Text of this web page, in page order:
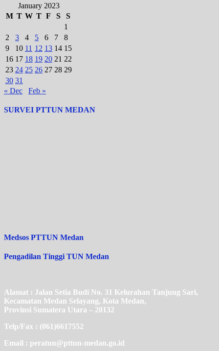
January 2023
M T W T F S
S
1
2
3 4 5 6 7
8
9
10 11 12 13 14 15
16 17 18 19 20 21 22
23 24 25 26 27 28 29
30 31
« Dec
Feb »
SURVEI PTTUN MEDAN
Medsos PTTUN Medan
Pengadilan Tinggi TUN Medan
Alamat : Jalan Setia Budi No. 31 Kelurahan Tanjung Sari,
Kecamatan Medan Selayang, Kota Medan,
Provinsi Sumatera Utara – 20132
Telp/Fax : (061)6617552
Email : peratun@pttun-medan.go.id